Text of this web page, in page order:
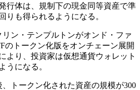
行体は、規制下の現金同等資産で準
りも得られるようになる。
リン・テンプルトンがオンド・ファ
のトークン化版をオンチェーン展開
より、投資家は仮想通貨ウォレット
うになる。
トークン化された資産の規模が300